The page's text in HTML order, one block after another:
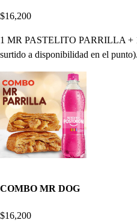
$16,200
1 MR PASTELITO PARRILLA +
surtido a disponibilidad en el punto).
COMBO MR DOG
$16,200